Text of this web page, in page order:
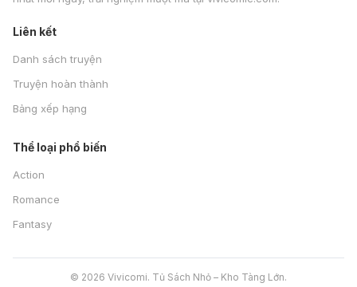
Liên kết
Danh sách truyện
Truyện hoàn thành
Bảng xếp hạng
Thể loại phổ biến
Action
Romance
Fantasy
© 2026 Vivicomi. Tủ Sách Nhỏ – Kho Tàng Lớn.